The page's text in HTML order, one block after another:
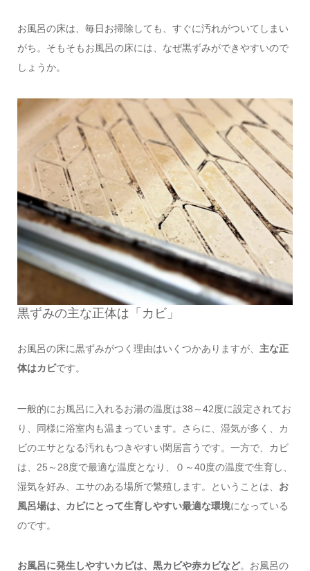
お風呂の床は、毎日お掃除しても、すぐに汚れがついてしまい
がち。そもそもお風呂の床には、なぜ黒ずみができやすいので
しょうか。
黒ずみの主な正体は「カビ」
お風呂の床に黒ずみがつく理由はいくつかありますが、 主な正
体はカビです。
一般的にお風呂に入れるお湯の温度は38～42度に設定されてお
り、同様に浴室内も温まっています。さらに、湿気が多く、カ
ビのエサとなる汚れもつきやすい閑居言うです。一方で、カビ
は、25～28度で最適な温度となり、０～40度の温度で生育し、
湿気を好み、エサのある場所で繁殖します。ということは、 お
風呂場は、カビにとって生育しやすい最適な環境になっている
のです。
お風呂に発生しやすいカビは、黒カビや赤カビなど。お風呂の